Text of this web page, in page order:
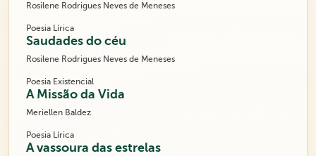
Rosilene Rodrigues Neves de Meneses
Poesia Lírica
Saudades do céu
Rosilene Rodrigues Neves de Meneses
Poesia Existencial
A Missão da Vida
Meriellen Baldez
Poesia Lírica
A vassoura das estrelas